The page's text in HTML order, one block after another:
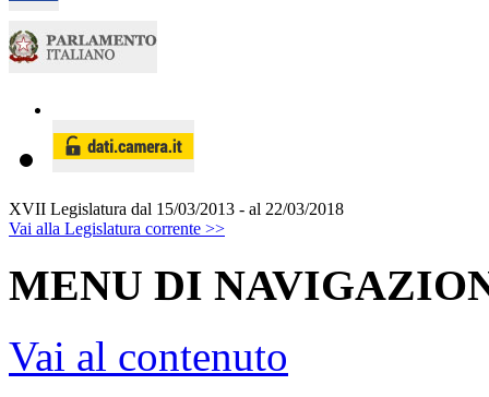
XVII Legislatura dal 15/03/2013 - al 22/03/2018
Vai alla Legislatura corrente >>
MENU DI
Vai al contenuto